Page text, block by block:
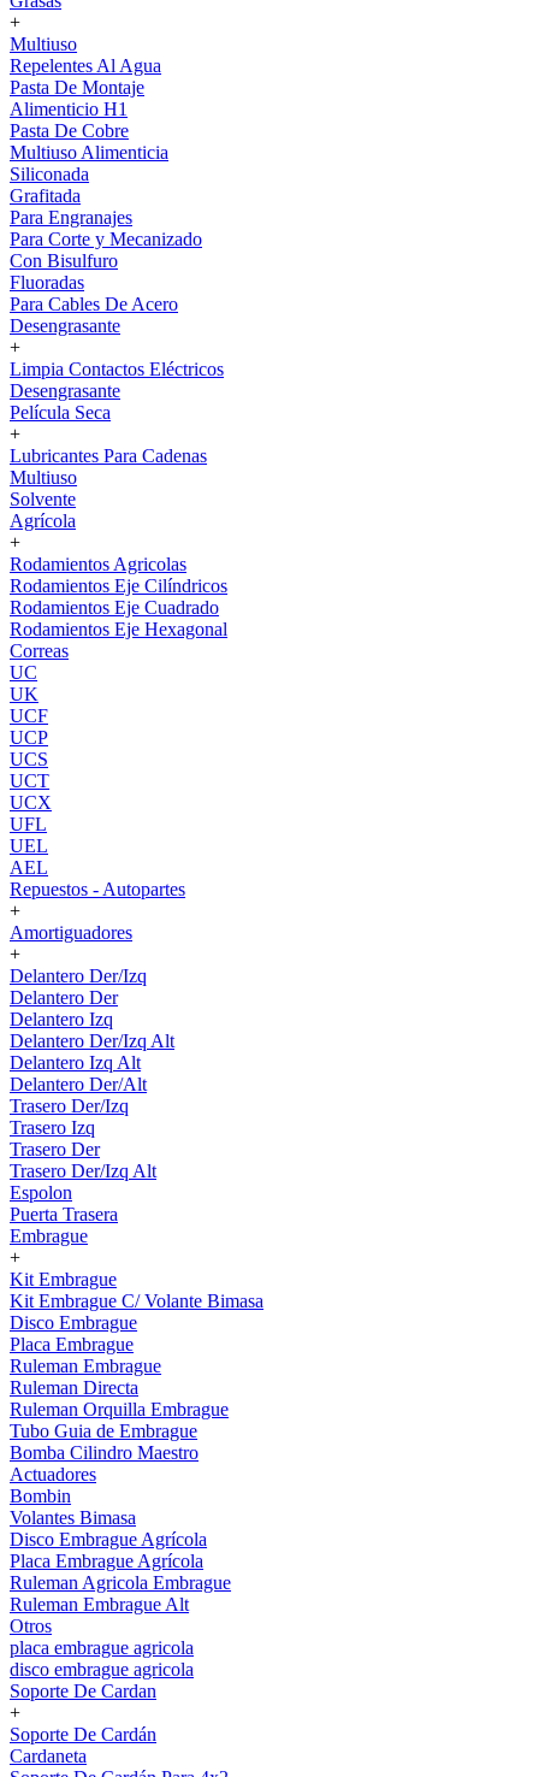
+
Multiuso
Repelentes Al Agua
Pasta De Montaje
Alimenticio H1
Pasta De Cobre
Multiuso Alimenticia
Siliconada
Grafitada
Para Engranajes
Para Corte y Mecanizado
Con Bisulfuro
Fluoradas
Para Cables De Acero
Desengrasante
+
Limpia Contactos Eléctricos
Desengrasante
Película Seca
+
Lubricantes Para Cadenas
Multiuso
Solvente
Agrícola
+
Rodamientos Agricolas
Rodamientos Eje Cilíndricos
Rodamientos Eje Cuadrado
Rodamientos Eje Hexagonal
Correas
UC
UK
UCF
UCP
UCS
UCT
UCX
UFL
UEL
AEL
Repuestos - Autopartes
+
Amortiguadores
+
Delantero Der/Izq
Delantero Der
Delantero Izq
Delantero Der/Izq Alt
Delantero Izq Alt
Delantero Der/Alt
Trasero Der/Izq
Trasero Izq
Trasero Der
Trasero Der/Izq Alt
Espolon
Puerta Trasera
Embrague
+
Kit Embrague
Kit Embrague C/ Volante Bimasa
Disco Embrague
Placa Embrague
Ruleman Embrague
Ruleman Directa
Ruleman Orquilla Embrague
Tubo Guia de Embrague
Bomba Cilindro Maestro
Actuadores
Bombin
Volantes Bimasa
Disco Embrague Agrícola
Placa Embrague Agrícola
Ruleman Agricola Embrague
Ruleman Embrague Alt
Otros
placa embrague agricola
disco embrague agricola
Soporte De Cardan
+
Soporte De Cardán
Cardaneta